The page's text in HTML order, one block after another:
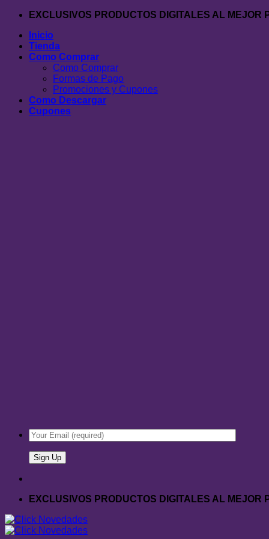
Saltar
contenido
EXCLUSIVOS PRODUCTOS DIGITALES AL MEJOR
Inicio
Tienda
Como Comprar
Como Comprar
Formas de Pago
Promociones y Cupones
Como Descargar
Cupones
EXCLUSIVOS PRODUCTOS DIGITALES AL MEJOR